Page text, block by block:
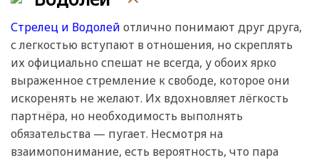
Стрелец и Водолей отлично понимают друг друга,
с легкостью вступают в отношения, но скреплять
их официально спешат не всегда, у обоих ярко
выраженное стремление к свободе, которое они
искоренять не желают. Их вдохновляет лёгкость
партнёра, но необходимость выполнять
обязательства — пугает. Несмотря на
взаимопонимание, есть вероятность, что пара